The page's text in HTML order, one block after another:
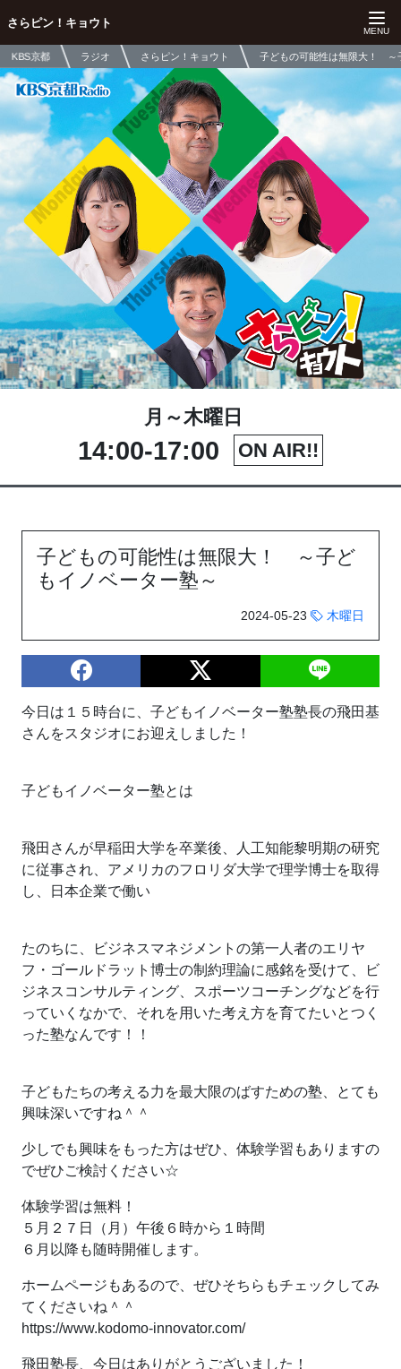
さらピン！キョウト
KBS京都 ラジオ さらピン！キョウト 子どもの可能性は無限大！ ～
月～木曜日
14:00-17:00 ON AIR!!
子どもの可能性は無限大！ ～子ど
もイノベーター塾～
2024-05-23 木曜日
今日は１５時台に、子どもイノベーター塾塾長の飛田基
さんをスタジオにお迎えしました！
子どもイノベーター塾とは
飛田さんが早稲田大学を卒業後、人工知能黎明期の研究
に従事され、アメリカのフロリダ大学で理学博士を取得
し、日本企業で働い
たのちに、ビジネスマネジメントの第一人者のエリヤ
フ・ゴールドラット博士の制約理論に感銘を受けて、ビ
ジネスコンサルティング、スポーツコーチングなどを行
っていくなかで、それを用いた考え方を育てたいとつく
った塾なんです！！
子どもたちの考える力を最大限のばすための塾、とても
興味深いですね＾＾
少しでも興味をもった方はぜひ、体験学習もありますの
でぜひご検討ください☆
体験学習は無料！
５月２７日（月）午後６時から１時間
６月以降も随時開催します。
ホームページもあるので、ぜひそちらもチェックしてみ
てくださいね＾＾
https://www.kodomo-innovator.com/
飛田塾長、今日はありがとうございました！